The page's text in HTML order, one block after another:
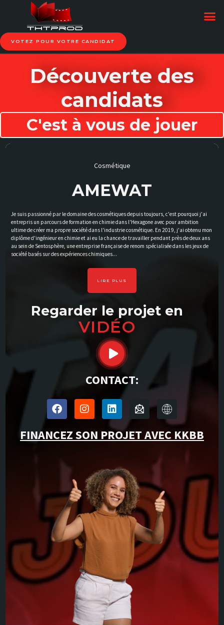
VOTEZ POUR VOTRE CANDIDAT
Découverte des
candidats
C'est à vous de jouer
Cosmétique
AMEWAT
Je suis passionné par le domaine des cosmétiques depuis toujours, c'est pourquoi j'ai
entrepris un parcours de formation en chimie dans l'Hexagone avec pour ambition
ultime de créer ma propre société dans l'industrie cosmétique. En 2019, j'ai obtenu mon
diplôme d'ingénieur en chimie et ai eu la chance de travailler pendant près de deux ans
au sein de Sentosphère, une entreprise française de renom spécialisée dans les jeux de
société basés sur des expériences chimiques...
LIRE PLUS
Regarder le projet en
VIDÉO
CONTACT:
FINANCEZ SON PROJET AVEC KKBB